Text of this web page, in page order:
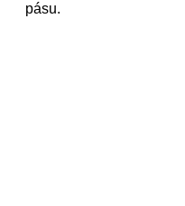
pásu.